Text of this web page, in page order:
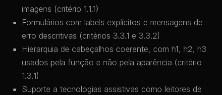
imagens (critério 1.1.1)
Formulários com labels explícitos e mensagens de
erro descritivas (critérios 3.3.1 e 3.3.2)
Hierarquia de cabeçalhos coerente, com h1, h2, h3
usados pela função e não pela aparência (critério
1.3.1)
Suporte a tecnologias assistivas como leitores de